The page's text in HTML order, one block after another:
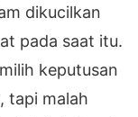
dikucilkan
pada saat itu.
keputusan
tapi malah